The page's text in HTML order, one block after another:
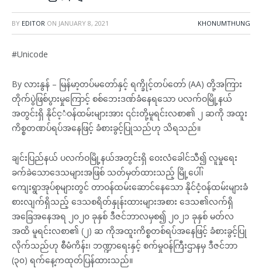
BY EDITOR ON JANUARY 8, 2021 KHONUMTHUNG
#Unicode
By လားနွန် – မြန်မာ့တပ်မတော်နှင့် ရက္ခိုင့်တပ်တော် (AA) တို့အကြား
တိုက်ပွဲဖြစ်ပွားမှုကြောင့် စစ်ဘေးဒဏ်ခံနေရသော ပလက်ဝမြို့နယ်
အတွင်းရှိ နိုင်င့ံဝန်ထမ်းများအား ၎င်းတို့မူရင်းလစာ၏ ၂ ဆကို အထူး
ကိစ္စတဏပ်ရပ်အနေဖြင့် ခံစားခွင့်ပြုသည်ဟု သိရသည်။
ချင်းပြည်နယ် ပလက်ဝမြို့နယ်အတွင်းရှိ ဝေးလံခေါင်သီ၍ လူမှုရေး
ခက်ခဲသောဒေသများအဖြစ် သတ်မှတ်ထားသည့် မြို့ပေါ်၊
ကျေးရွာအုပ်စုများတွင် တာဝန်ထမ်းဆောင်နေသော နိုင်ငံ့ဝန်ထမ်းများခံ
စားလျက်ရှိသည့် ဒေသစရိတ်နှုန်းထားများအစား ဒေသ၏လက်ရှိ
အခြေအနေအရ ၂၀၂၀ ခုနှစ် ဒီဇင်ဘာလမှစ၍ ၂၀၂၁ ခုနှစ် မတ်လ
အထိ မူရင်းလစာ၏ (၂) ဆ ကိုအထူးကိစ္စတစ်ရပ်အနေဖြင့် ခံစားခွင့်ပြု
လိုက်သည်ဟု စီမံကိန်း၊ ဘဏ္ဍာရေးနှင့် စက်မှုဝန်ကြီးဌာနမှ ဒီဇင်ဘာ
(၃၀) ရက်နေ့ကထုတ်ပြန်ထားသည်။